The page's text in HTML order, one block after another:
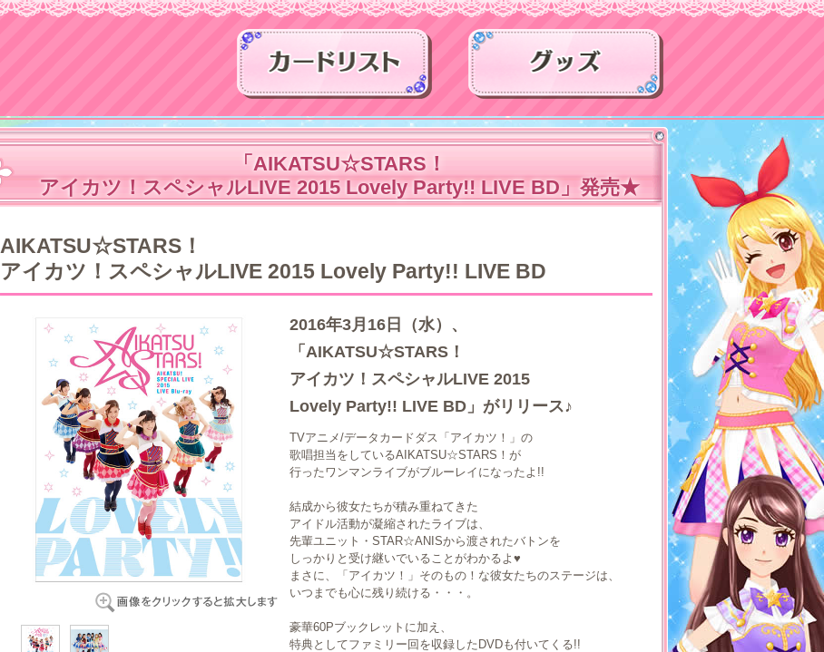
カードリスト グッズ
「AIKATSU☆STARS！
アイカツ！スペシャルLIVE 2015 Lovely Party!! LIVE BD」発売★
AIKATSU☆STARS！
アイカツ！スペシャルLIVE 2015 Lovely Party!! LIVE BD
2016年3月16日（水）、
「AIKATSU☆STARS！
アイカツ！スペシャルLIVE 2015
Lovely Party!! LIVE BD」がリリース♪
TVアニメ/データカードダス「アイカツ！」の
歌唱担当をしているAIKATSU☆STARS！が
行ったワンマンライブがブルーレイになったよ!!
結成から彼女たちが積み重ねてきた
アイドル活動が凝縮されたライブは、
先輩ユニット・STAR☆ANISから渡されたバトンを
しっかりと受け継いでいることがわかるよ♥
まさに、「アイカツ！」そのもの！な彼女たちのステージは、
いつまでも心に残り続ける・・・。
豪華60Pブックレットに加え、
特典としてファミリー回を収録したDVDも付いてくる!!